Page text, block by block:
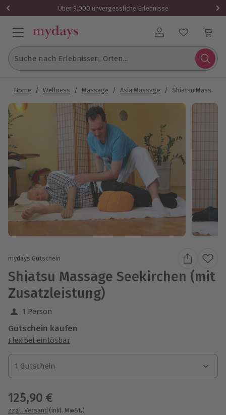
Über 9.000 unvergessliche Erlebnisse
Benutzerkonto
Suche nach Erlebnissen, Orten...
Home / Wellness / Massage / Asia Massage / Shiatsu Massage
mydays Gutschein
Shiatsu Massage Seekirchen (mit
Zusatzleistung)
1 Person
Gutschein kaufen
Flexibel einlösbar
1 Gutschein
1 Gutschein
1 Gutschein
125,90 €
zzgl. Versand (inkl. MwSt.)